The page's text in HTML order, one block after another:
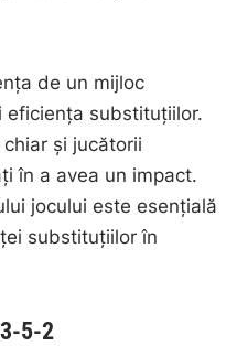
de un mijloc
eficiența substituțiilor.
și jucătorii
în a avea un impact.
jocului este esențială
substituțiilor în
5-2